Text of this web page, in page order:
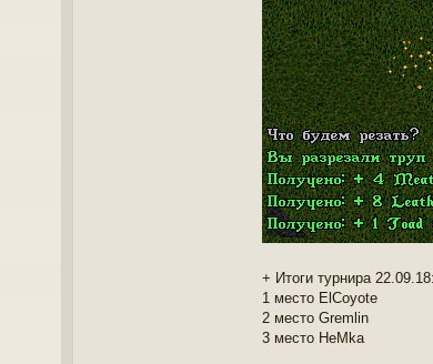
+ Итоги турнира 22.09.18:
1 место ElCoyote
2 место Gremlin
3 место HeMka